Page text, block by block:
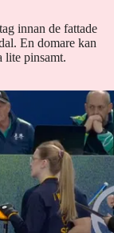
innan de fattade
En domare kan
lite pinsamt.